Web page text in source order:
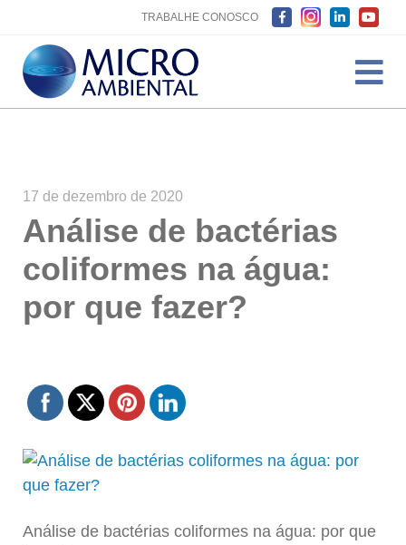
TRABALHE CONOSCO
17 de dezembro de 2020
Análise de bactérias
coliformes na água:
por que fazer?
Análise de bactérias coliformes na água: por que